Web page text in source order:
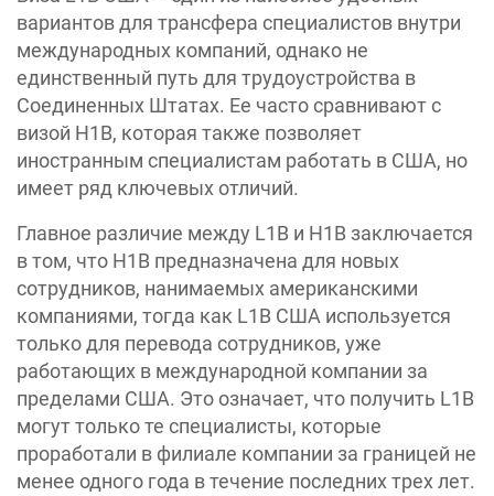
вариантов для трансфера специалистов внутри
международных компаний, однако не
единственный путь для трудоустройства в
Соединенных Штатах. Ее часто сравнивают с
визой H1B, которая также позволяет
иностранным специалистам работать в США, но
имеет ряд ключевых отличий.
Главное различие между L1B и H1B заключается
в том, что H1B предназначена для новых
сотрудников, нанимаемых американскими
компаниями, тогда как L1B США используется
только для перевода сотрудников, уже
работающих в международной компании за
пределами США. Это означает, что получить L1B
могут только те специалисты, которые
проработали в филиале компании за границей не
менее одного года в течение последних трех лет.